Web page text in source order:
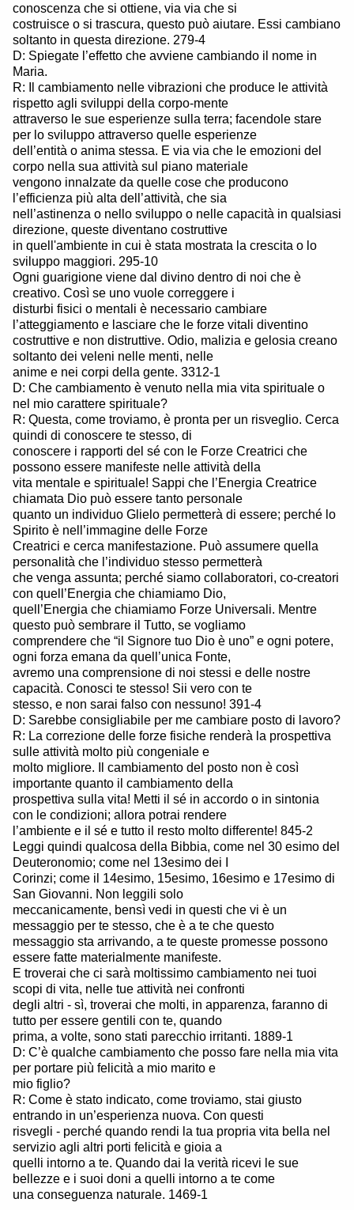
conoscenza che si ottiene, via via che si
costruisce o si trascura, questo può aiutare. Essi cambiano
soltanto in questa direzione. 279-4
D: Spiegate l’effetto che avviene cambiando il nome in
Maria.
R: Il cambiamento nelle vibrazioni che produce le attività
rispetto agli sviluppi della corpo-mente
attraverso le sue esperienze sulla terra; facendole stare
per lo sviluppo attraverso quelle esperienze
dell’entità o anima stessa. E via via che le emozioni del
corpo nella sua attività sul piano materiale
vengono innalzate da quelle cose che producono
l’efficienza più alta dell’attività, che sia
nell’astinenza o nello sviluppo o nelle capacità in qualsiasi
direzione, queste diventano costruttive
in quell'ambiente in cui è stata mostrata la crescita o lo
sviluppo maggiori. 295-10
Ogni guarigione viene dal divino dentro di noi che è
creativo. Così se uno vuole correggere i
disturbi fisici o mentali è necessario cambiare
l’atteggiamento e lasciare che le forze vitali diventino
costruttive e non distruttive. Odio, malizia e gelosia creano
soltanto dei veleni nelle menti, nelle
anime e nei corpi della gente. 3312-1
D: Che cambiamento è venuto nella mia vita spirituale o
nel mio carattere spirituale?
R: Questa, come troviamo, è pronta per un risveglio. Cerca
quindi di conoscere te stesso, di
conoscere i rapporti del sé con le Forze Creatrici che
possono essere manifeste nelle attività della
vita mentale e spirituale! Sappi che l’Energia Creatrice
chiamata Dio può essere tanto personale
quanto un individuo Glielo permetterà di essere; perché lo
Spirito è nell’immagine delle Forze
Creatrici e cerca manifestazione. Può assumere quella
personalità che l’individuo stesso permetterà
che venga assunta; perché siamo collaboratori, co-creatori
con quell’Energia che chiamiamo Dio,
quell’Energia che chiamiamo Forze Universali. Mentre
questo può sembrare il Tutto, se vogliamo
comprendere che “il Signore tuo Dio è uno” e ogni potere,
ogni forza emana da quell’unica Fonte,
avremo una comprensione di noi stessi e delle nostre
capacità. Conosci te stesso! Sii vero con te
stesso, e non sarai falso con nessuno! 391-4
D: Sarebbe consigliabile per me cambiare posto di lavoro?
R: La correzione delle forze fisiche renderà la prospettiva
sulle attività molto più congeniale e
molto migliore. Il cambiamento del posto non è così
importante quanto il cambiamento della
prospettiva sulla vita! Metti il sé in accordo o in sintonia
con le condizioni; allora potrai rendere
l’ambiente e il sé e tutto il resto molto differente! 845-2
Leggi quindi qualcosa della Bibbia, come nel 30 esimo del
Deuteronomio; come nel 13esimo dei I
Corinzi; come il 14esimo, 15esimo, 16esimo e 17esimo di
San Giovanni. Non leggili solo
meccanicamente, bensì vedi in questi che vi è un
messaggio per te stesso, che è a te che questo
messaggio sta arrivando, a te queste promesse possono
essere fatte materialmente manifeste.
E troverai che ci sarà moltissimo cambiamento nei tuoi
scopi di vita, nelle tue attività nei confronti
degli altri - sì, troverai che molti, in apparenza, faranno di
tutto per essere gentili con te, quando
prima, a volte, sono stati parecchio irritanti. 1889-1
D: C’è qualche cambiamento che posso fare nella mia vita
per portare più felicità a mio marito e
mio figlio?
R: Come è stato indicato, come troviamo, stai giusto
entrando in un’esperienza nuova. Con questi
risvegli - perché quando rendi la tua propria vita bella nel
servizio agli altri porti felicità e gioia a
quelli intorno a te. Quando dai la verità ricevi le sue
bellezze e i suoi doni a quelli intorno a te come
una conseguenza naturale. 1469-1